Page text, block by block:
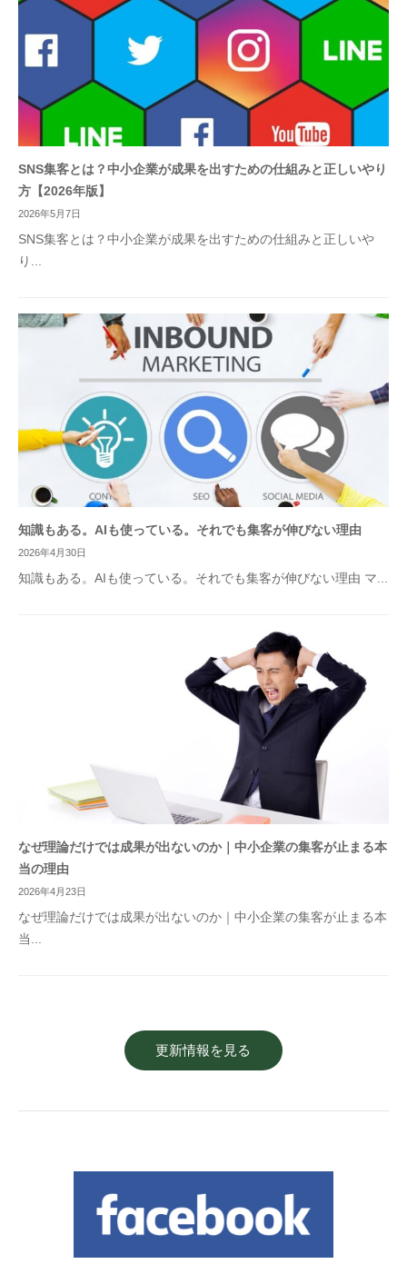
SNS集客とは？中小企業が成果を出すための仕組みと正しいやり
方【2026年版】
2026年5月7日
SNS集客とは？中小企業が成果を出すための仕組みと正しいや
り...
知識もある。AIも使っている。それでも集客が伸びない理由
2026年4月30日
知識もある。AIも使っている。それでも集客が伸びない理由 マ...
なぜ理論だけでは成果が出ないのか｜中小企業の集客が止まる本
当の理由
2026年4月23日
なぜ理論だけでは成果が出ないのか｜中小企業の集客が止まる本
当...
更新情報を見る